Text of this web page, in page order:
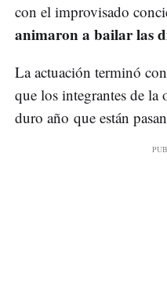
con el improvisado
animaron a bailar las
La actuación terminó
que los integrantes de la
duro año que están